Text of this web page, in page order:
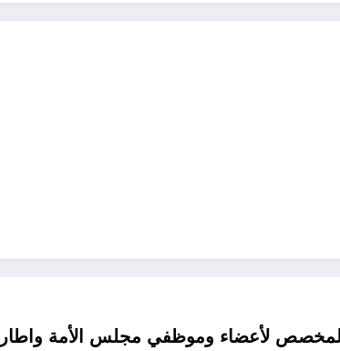
والمخصص لأعضاء وموظفي مجلس الأمة